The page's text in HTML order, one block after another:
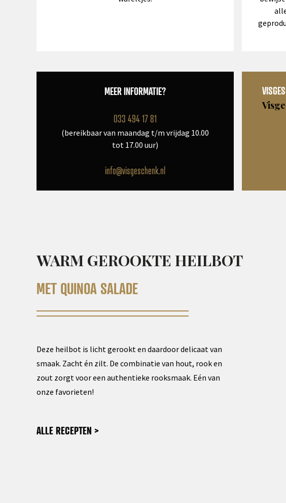
MEER INFORMATIE?
033 494 17 81
(bereikbaar van maandag t/m vrijdag 10.00
tot 17.00 uur)
info@visgeschenk.nl
WARM GEROOKTE HEILBOT
MET QUINOA SALADE
Deze heilbot is licht gerookt en daardoor delicaat van
smaak. Zacht én zilt. De combinatie van hout, rook en
zout zorgt voor een authentieke rooksmaak. Eén van
onze favorieten!
ALLE RECEPTEN >